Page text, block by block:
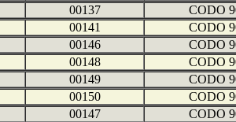
00137 CODO
00141 CODO
00146 CODO
00148 CODO
00149 CODO
00150 CODO
00147 CODO